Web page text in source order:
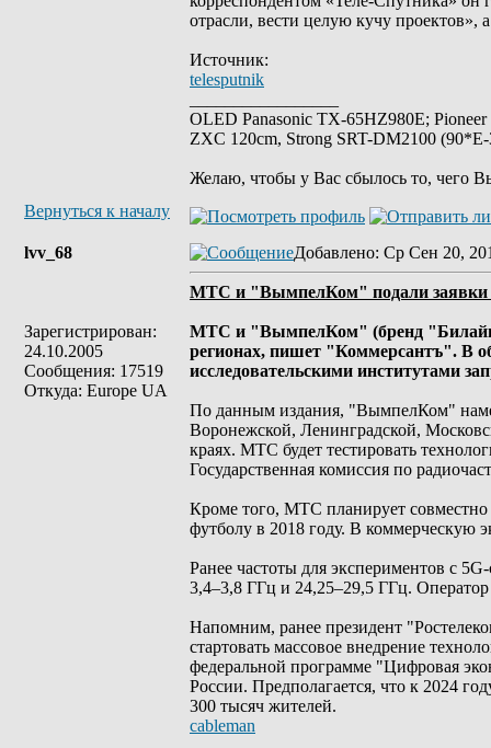
отрасли, вести целую кучу проектов»,
Источник:
telesputnik
OLED Panasonic TX-65HZ980E;
ZXC 120cm, Strong SRT-DM2100
Желаю, чтобы у Вас сбылось то, чего
Вернуться к началу
lvv_68
Зарегистрирован:
24.10.2005
Сообщения: 17519
Откуда: Europe UA
Добавлено: Ср Сен 20,
МТС и "ВымпелКом" подали заявки
МТС и "ВымпелКом" (бренд
регионах, пишет "Коммерсантъ". В
исследовательскими институтами
По данным издания, "ВымпелКом"
Воронежской, Ленинградской,
краях. МТС будет тестировать
Государственная комиссия по
Кроме того, МТС планирует совместно
футболу в 2018 году. В коммерческую
Ранее частоты для экспериментов с
3,4–3,8 ГГц и 24,25–29,5 ГГц.
Напомним, ранее президент
стартовать массовое внедрение
федеральной программе "Цифровая
России. Предполагается, что к 2024
300 тысяч жителей.
cableman